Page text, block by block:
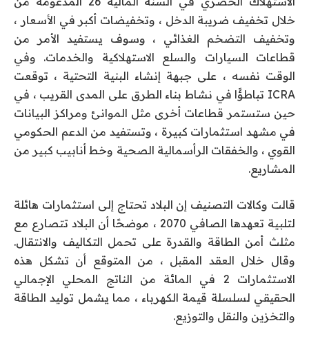
خلال تخفيف ضريبة الدخل ، وتخفيضات أكبر في الأسعار ،
وتخفيف التضخم الغذائي ، وسوف يستفيد الأمر من
قطاعات السيارات والسلع الاستهلاكية والخدمات. وفي
الوقت نفسه ، على جبهة إنشاء البنية التحتية ، توقعت
ICRA تباطؤًا في نشاط بناء الطرق على المدى القريب ، في
حين ستستمر قطاعات أخرى مثل الموانئ ومراكز البيانات
في مشهد استثمارات كبيرة ، وتستفيد من الدعم الحكومي
القوي ، والخفقات الرأسمالية الصحية وخط أنابيب كبير من
المشاريع.
قالت وكالات التصنيف إن البلاد تحتاج إلى استثمارات هائلة
لتلبية تعهدها الصافي 2070 ، موضحًا أن البلاد تتصارع مع
مثلث أمن الطاقة والقدرة على تحمل التكاليف والانتقال.
وقال خلال العقد المقبل ، من المتوقع أن تشكل هذه
الاستثمارات 2 في المائة من الناتج المحلي الإجمالي
الحقيقي لسلسلة قيمة الكهرباء ، مما يشمل توليد الطاقة
والتخزين والنقل والتوزيع.